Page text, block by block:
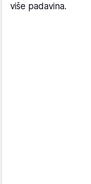
više padavina.